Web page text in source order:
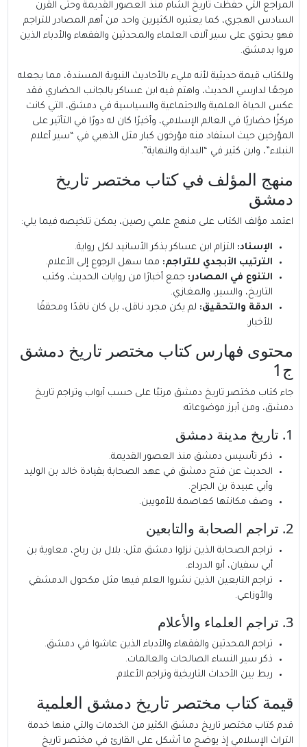
المراجع التي حفظت تاريخ الشام منذ العصور القديمة وحتى القرن
السادس الهجري، كما يعتبره الكثيرين واحد من أهم المصادر للتراجم
فهو يحتوي على سير آلاف العلماء والمحدثين والفقهاء والأدباء الذين
مروا بدمشق.
وللكتاب قيمة حديثية لأنه مليء بالأحاديث النبوية المسندة، مما يجعله
مرجعًا لدارسي الحديث، واهتم فيه ابن عساكر بالجانب الحضاري فقد
عكس الحياة العلمية والاجتماعية والسياسية في دمشق، التي كانت
مركزًا حضاريًا في العالم الإسلامي، وأخيرًا كان له دورًا في التأثير على
المؤرخين حيث استفاد منه مؤرخون كبار مثل الذهبي في “سير أعلام
النبلاء”، وابن كثير في “البداية والنهاية”.
منهج المؤلف في كتاب مختصر تاريخ
دمشق
اعتمد مؤلف الكتاب على منهج علمي رصين، يمكن تلخيصه فيما يلي:
الإسناد: التزام ابن عساكر بذكر الأسانيد لكل رواية.
الترتيب الأبجدي للتراجم: مما سهل الرجوع إلى الأعلام.
التنوع في المصادر: جمع أخبارًا من روايات الحديث، وكتب
التاريخ، والسير، والمغازي.
الدقة والتحقيق: لم يكن مجرد ناقل، بل كان ناقدًا ومحققًا
للأخبار.
محتوى فهارس كتاب مختصر تاريخ دمشق
ج1
جاء كتاب مختصر تاريخ دمشق مرتبًا على حسب أبواب وتراجم تاريخ
دمشق، ومن أبرز موضوعاته:
1. تاريخ مدينة دمشق
ذكر تأسيس دمشق منذ العصور القديمة.
الحديث عن فتح دمشق في عهد الصحابة بقيادة خالد بن الوليد
وأبي عبيدة بن الجراح.
وصف مكانتها كعاصمة للأمويين.
2. تراجم الصحابة والتابعين
تراجم الصحابة الذين نزلوا دمشق مثل: بلال بن رباح، معاوية بن
أبي سفيان، أبو الدرداء.
تراجم التابعين الذين نشروا العلم فيها مثل مكحول الدمشقي
والأوزاعي.
3. تراجم العلماء والأعلام
تراجم المحدثين والفقهاء والأدباء الذين عاشوا في دمشق.
ذكر سير النساء الصالحات والعالمات.
ربط بين الأحداث التاريخية وتراجم الأعلام.
قيمة كتاب مختصر تاريخ دمشق العلمية
قدم كتاب مختصر تاريخ دمشق الكثير من الخدمات والتي منها خدمة
التراث الإسلامي إذ يوضح ما أشكل على القارئ في مختصر تاريخ